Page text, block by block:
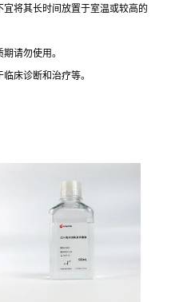
将其长时间放置于室温或较高的
请勿使用。
床诊断和治疗等。